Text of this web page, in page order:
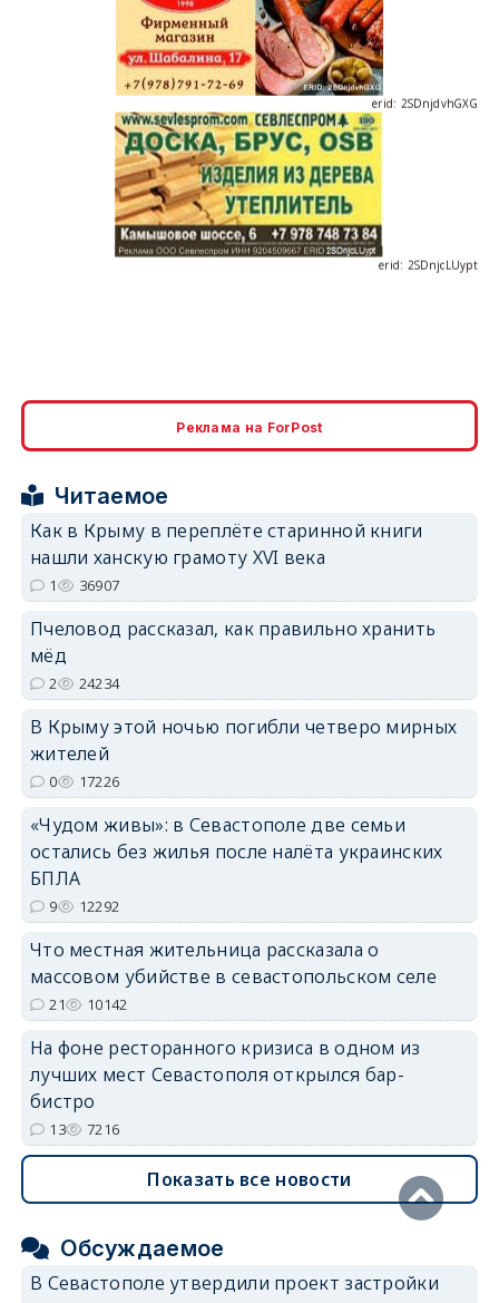
erid: 2SDnjdvhGXG
erid: 2SDnjcLUypt
erid: 2SDnjcrDNw6
erid: 2SDnjdvhGXG
Реклама на ForPost
Читаемое
Как в Крыму в переплёте старинной книги
нашли ханскую грамоту XVI века
1 36907
Пчеловод рассказал, как правильно хранить
мёд
2 24234
В Крыму этой ночью погибли четверо мирных
жителей
0 17226
«Чудом живы»: в Севастополе две семьи
остались без жилья после налёта украинских
БПЛА
9 12292
Что местная жительница рассказала о
массовом убийстве в севастопольском селе
21 10142
На фоне ресторанного кризиса в одном из
лучших мест Севастополя открылся бар-
бистро
13 7216
Показать все новости
Обсуждаемое
В Севастополе утвердили проект застройки